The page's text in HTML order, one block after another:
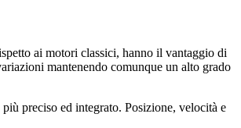
ai motori classici, hanno il vantaggio di
mantenendo comunque un alto grado
preciso ed integrato. Posizione, velocità e